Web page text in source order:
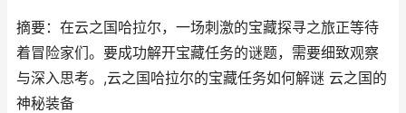
摘要：在云之国哈拉尔，一场刺激的宝藏探寻之旅正等待
着冒险家们。要成功解开宝藏任务的谜题，需要细致观察
与深入思考。,云之国哈拉尔的宝藏任务如何解谜 云之国的
神秘装备